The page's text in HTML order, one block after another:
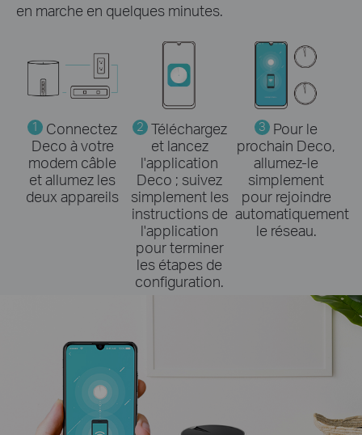
en marche en quelques minutes.
1
Connectez
Deco à votre
modem câble
et allumez les
deux appareils
2 Téléchargez
et lancez
l'application
Deco ; suivez
simplement les
instructions de
l'application
pour terminer
les étapes de
configuration.
3 Pour le
prochain Deco,
allumez-le
simplement
pour rejoindre
automatiquement
le réseau.